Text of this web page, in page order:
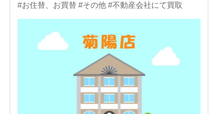
#お住替、お買替 #その他 #不動産会社にて買取